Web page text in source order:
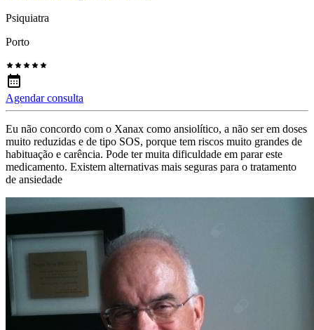
Psiquiatra
Porto
Agendar consulta
Eu não concordo com o Xanax como ansiolítico, a não ser em doses
muito reduzidas e de tipo SOS, porque tem riscos muito grandes de
habituação e carência. Pode ter muita dificuldade em parar este
medicamento. Existem alternativas mais seguras para o tratamento
de ansiedade